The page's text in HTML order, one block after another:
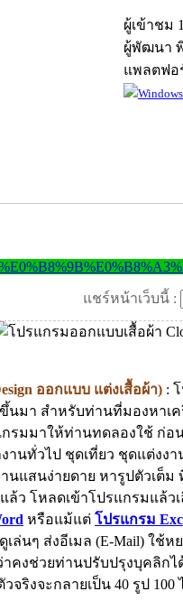
ผู้เข้าชม
ผู้พัฒนา
แพลตฟอ
แชร์หน้าเว็บนี้ :
ออกแบบ แต่งเสื้อผ้า) :
มา สำหรับท่านที่มองหาเค
รมมาให้ท่านทดลองใช้ ก่อ
นทั่วไป ชุดเที่ยว ชุดแต่งงา
นแสนง่ายดาย หารูปตัวเต็
ล้ว โหลดเข้าโปรแกรมแล้ว
หรือแม้แต่ โปรแกรม
เล่นๆ ส่งอีเมล (E-Mail) ใช้
าคงช่วยท่านปรับปรุงบุคลิก
ริงจะกลายเป็น 40 รูป 100